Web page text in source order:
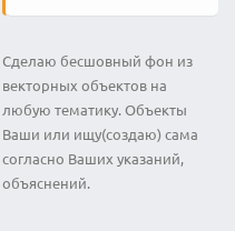
Сделаю бесшовный фон из
векторных объектов на
любую тематику. Объекты
Ваши или ищу(создаю) сама
согласно Ваших указаний,
объяснений.